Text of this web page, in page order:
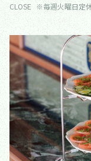
CLOSE ※毎週火曜日定